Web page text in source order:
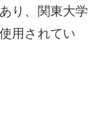
り、関東大学
用されてい